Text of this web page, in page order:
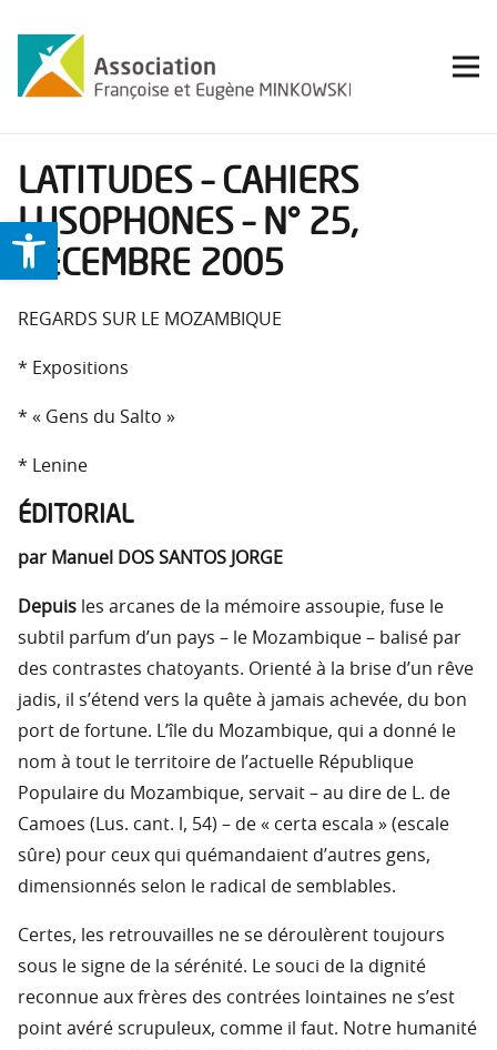
Ouvrir la barre d’outils
LATITUDES – CAHIERS
LUSOPHONES – N° 25,
DÉCEMBRE 2005
REGARDS SUR LE MOZAMBIQUE
* Expositions
* « Gens du Salto »
* Lenine
ÉDITORIAL
par Manuel DOS SANTOS JORGE
Depuis les arcanes de la mémoire assoupie, fuse le
subtil parfum d’un pays – le Mozambique – balisé par
des contrastes chatoyants. Orienté à la brise d’un rêve
jadis, il s’étend vers la quête à jamais achevée, du bon
port de fortune. L’île du Mozambique, qui a donné le
nom à tout le territoire de l’actuelle République
Populaire du Mozambique, servait – au dire de L. de
Camoes (Lus. cant. l, 54) – de « certa escala » (escale
sûre) pour ceux qui quémandaient d’autres gens,
dimensionnés selon le radical de semblables.
Certes, les retrouvailles ne se déroulèrent toujours
sous le signe de la sérénité. Le souci de la dignité
reconnue aux frères des contrées lointaines ne s’est
point avéré scrupuleux, comme il faut. Notre humanité